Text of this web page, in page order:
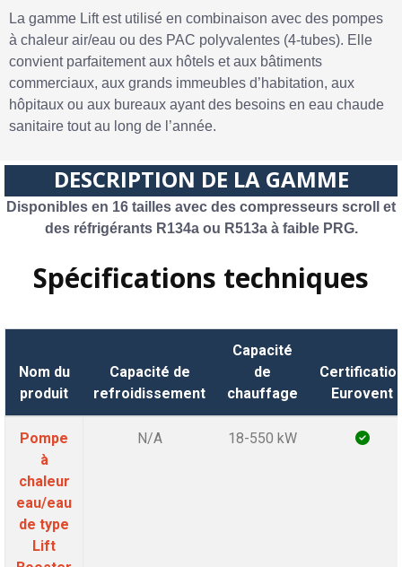
La gamme Lift est utilisé en combinaison avec des pompes
à chaleur air/eau ou des PAC polyvalentes (4-tubes). Elle
convient parfaitement aux hôtels et aux bâtiments
commerciaux, aux grands immeubles d’habitation, aux
hôpitaux ou aux bureaux ayant des besoins en eau chaude
sanitaire tout au long de l’année.
DESCRIPTION DE LA GAMME
Disponibles en 16 tailles avec des compresseurs scroll et
des réfrigérants R134a ou R513a à faible PRG.
Spécifications techniques
Nom du
produit
Capacité de
refroidissement
Capacité
de
chauffage
Eurovent
Pompe
à
chaleur
eau/eau
de type
Lift
N/A 18-550 kW